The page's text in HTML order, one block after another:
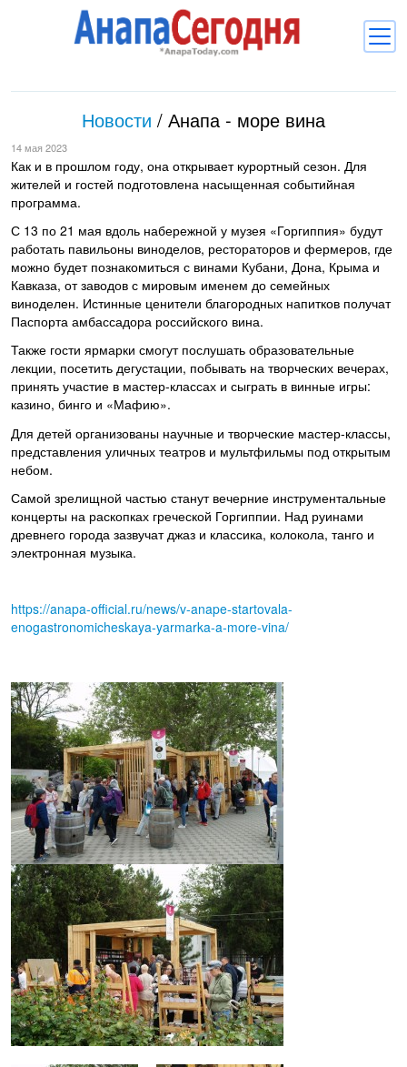
Новости
Блоги
Комментарии
Об Анапе
Библиотека
Регистрация и Вход
Новости / Анапа - море вина
14 мая 2023
Как и в прошлом году, она открывает курортный сезон. Для
жителей и гостей подготовлена насыщенная событийная
программа.
С 13 по 21 мая вдоль набережной у музея «Горгиппия» будут
работать павильоны виноделов, рестораторов и фермеров, где
можно будет познакомиться с винами Кубани, Дона, Крыма и
Кавказа, от заводов с мировым именем до семейных
виноделен. Истинные ценители благородных напитков получат
Паспорта амбассадора российского вина.
Также гости ярмарки смогут послушать образовательные
лекции, посетить дегустации, побывать на творческих вечерах,
принять участие в мастер-классах и сыграть в винные игры:
казино, бинго и «Мафию».
Для детей организованы научные и творческие мастер-классы,
представления уличных театров и мультфильмы под открытым
небом.
Самой зрелищной частью станут вечерние инструментальные
концерты на раскопках греческой Горгиппии. Над руинами
древнего города зазвучат джаз и классика, колокола, танго и
электронная музыка.
https://anapa-official.ru/news/v-anape-startovala-
enogastronomicheskaya-yarmarka-a-more-vina/